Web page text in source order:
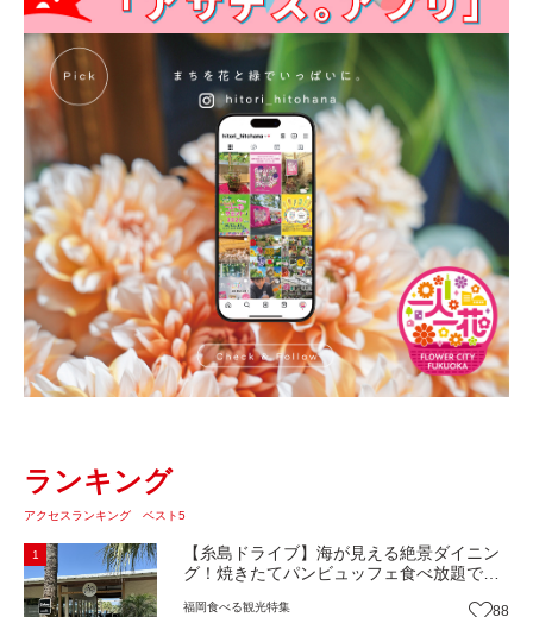
ランキング
アクセスランキング ベスト5
1
【糸島ドライブ】海が見える絶景ダイニン
グ！焼きたてパンビュッフェ食べ放題で大
福岡食べる観光特集
88